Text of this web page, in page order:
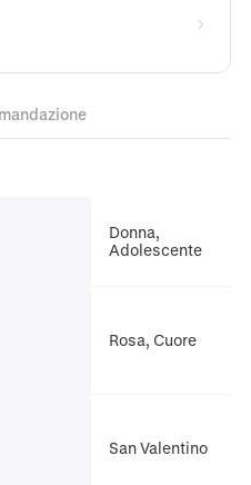
Donna,
Adolescente
Rosa, Cuore
San Valentino